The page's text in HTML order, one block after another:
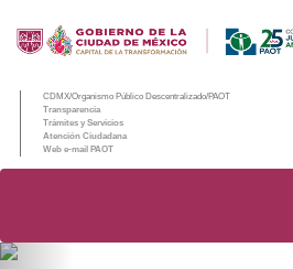
CDMX/Organismo Público Descentralizado/PAOT
Transparencia
Trámites y Servicios
Atención Ciudadana
Web e-mail PAOT